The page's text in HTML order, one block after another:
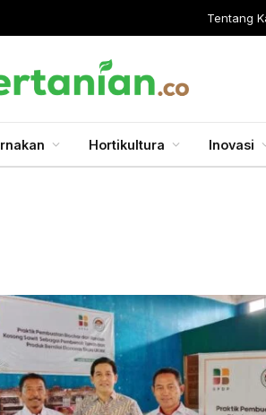
Tentang
Hortikultura Inovasi